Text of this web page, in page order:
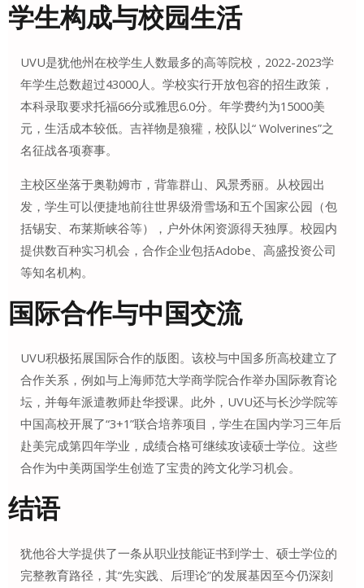
学生构成与校园生活
UVU是犹他州在校学生人数最多的高等院校，2022-2023学
年学生总数超过43000人。学校实行开放包容的招生政策，
本科录取要求托福66分或雅思6.0分。年学费约为15000美
元，生活成本较低。吉祥物是狼獾，校队以“ Wolverines”之
名征战各项赛事。
主校区坐落于奥勒姆市，背靠群山、风景秀丽。从校园出
发，学生可以便捷地前往世界级滑雪场和五个国家公园（包
括锡安、布莱斯峡谷等），户外休闲资源得天独厚。校园内
提供数百种实习机会，合作企业包括Adobe、高盛投资公司
等知名机构。
国际合作与中国交流
UVU积极拓展国际合作的版图。该校与中国多所高校建立了
合作关系，例如与上海师范大学商学院合作举办国际教育论
坛，并每年派遣教师赴华授课。此外，UVU还与长沙学院等
中国高校开展了“3+1”联合培养项目，学生在国内学习三年后
赴美完成第四年学业，成绩合格可继续攻读硕士学位。这些
合作为中美两国学生创造了宝贵的跨文化学习机会。
结语
犹他谷大学提供了一条从职业技能证书到学士、硕士学位的
完整教育路径，其“先实践、后理论”的发展基因至今仍深刻